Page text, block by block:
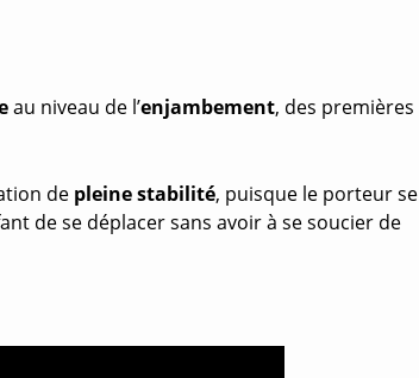
au niveau de l’enjambement, des premières
de pleine stabilité, puisque le porteur se
de se déplacer sans avoir à se soucier de